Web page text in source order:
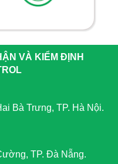
VÀ KIỂM ĐỊNH
Bà Trưng, TP. Hà Nội.
TP. Đà Nẵng.